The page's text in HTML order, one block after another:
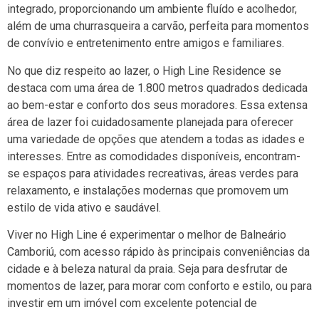
integrado, proporcionando um ambiente fluído e acolhedor,
além de uma churrasqueira a carvão, perfeita para momentos
de convívio e entretenimento entre amigos e familiares.
No que diz respeito ao lazer, o High Line Residence se
destaca com uma área de 1.800 metros quadrados dedicada
ao bem-estar e conforto dos seus moradores. Essa extensa
área de lazer foi cuidadosamente planejada para oferecer
uma variedade de opções que atendem a todas as idades e
interesses. Entre as comodidades disponíveis, encontram-
se espaços para atividades recreativas, áreas verdes para
relaxamento, e instalações modernas que promovem um
estilo de vida ativo e saudável.
Viver no High Line é experimentar o melhor de Balneário
Camboriú, com acesso rápido às principais conveniências da
cidade e à beleza natural da praia. Seja para desfrutar de
momentos de lazer, para morar com conforto e estilo, ou para
investir em um imóvel com excelente potencial de